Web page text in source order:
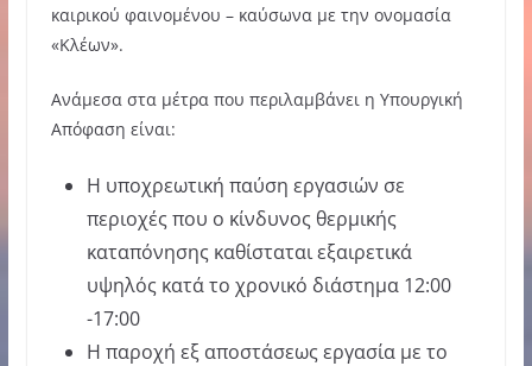
καιρικού φαινομένου – καύσωνα με την ονομασία
«Κλέων».
Ανάμεσα στα μέτρα που περιλαμβάνει η Υπουργική
Απόφαση είναι:
Η υποχρεωτική παύση εργασιών σε
περιοχές που ο κίνδυνος θερμικής
καταπόνησης καθίσταται εξαιρετικά
υψηλός κατά το χρονικό διάστημα 12:00
-17:00
Η παροχή εξ αποστάσεως εργασία με το